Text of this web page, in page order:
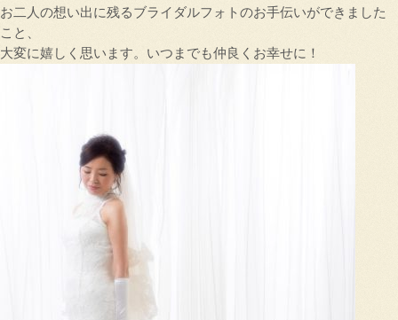
お二人の想い出に残るブライダルフォトのお手伝いができました
こと、
大変に嬉しく思います。いつまでも仲良くお幸せに！